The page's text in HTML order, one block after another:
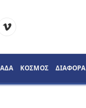
Vimeo
ΚΟΣΜΟΣ ΔΙΑΦΟΡΑ